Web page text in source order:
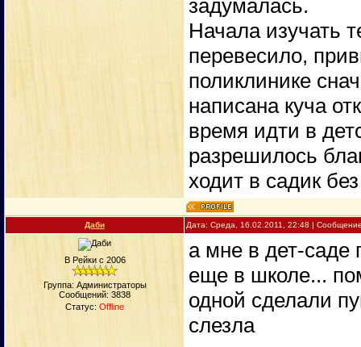
задумалась.
Начала изучать
перевесило,
поликлинике
написана куча
время идти в
разрешилось
ходит в садик
Даби Дата: Среда, 16.02.2011, 22:48 |
В Рейки с 2006
Группа: Администраторы
Сообщений: 3838
Статус: Offline
а мне в дет-саде
еще в школе...
одной сделали
слезла